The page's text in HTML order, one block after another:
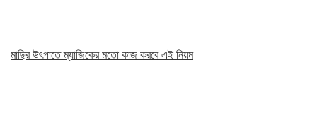
মাছির উৎপাতে ম্যাজিকের মতো কাজ করবে এই নিয়ম